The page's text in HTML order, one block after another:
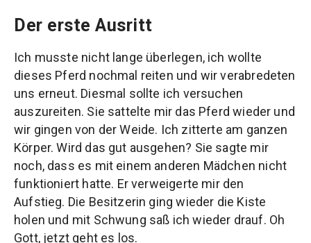
Der erste Ausritt
Ich musste nicht lange überlegen, ich wollte
dieses Pferd nochmal reiten und wir verabredeten
uns erneut. Diesmal sollte ich versuchen
auszureiten. Sie sattelte mir das Pferd wieder und
wir gingen von der Weide. Ich zitterte am ganzen
Körper. Wird das gut ausgehen? Sie sagte mir
noch, dass es mit einem anderen Mädchen nicht
funktioniert hatte. Er verweigerte mir den
Aufstieg. Die Besitzerin ging wieder die Kiste
holen und mit Schwung saß ich wieder drauf. Oh
Gott, jetzt geht es los.